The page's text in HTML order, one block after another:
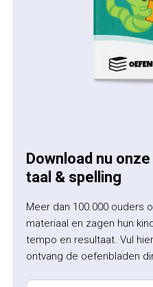
Download nu
taal & spelling
Meer dan 100.000 ouders
materiaal en zagen hun
tempo en resultaat. Vul
ontvang de oefenbladen